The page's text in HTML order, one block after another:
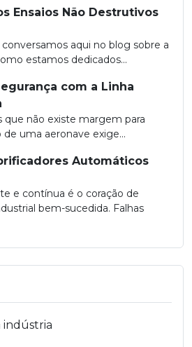
Ensaios Não Destrutivos
conversamos aqui no blog sobre a
estamos dedicados...
com a Linha
que não existe margem para
uma aeronave exige...
Automáticos
e contínua é o coração de
bem-sucedida. Falhas
indústria